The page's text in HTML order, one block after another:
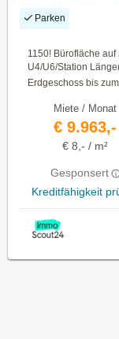
Parken
1150! Bürofläche
U4/U6/Station
Erdgeschoss bis
Miete / Monat
€ 9.963,-
€ 8,- / m²
Gesponsert
Kreditfähigkeit